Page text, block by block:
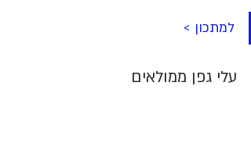
למתכון >
עלי גפן ממולאים